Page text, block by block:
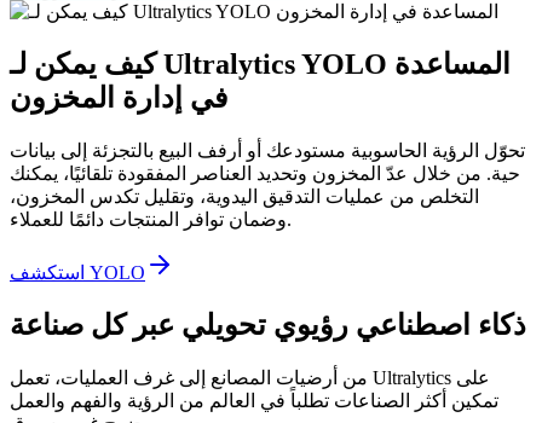
كيف يمكن لـ Ultralytics YOLO المساعدة
في إدارة المخزون
تحوّل الرؤية الحاسوبية مستودعك أو أرفف البيع بالتجزئة إلى بيانات
حية. من خلال عدّ المخزون وتحديد العناصر المفقودة تلقائيًا، يمكنك
التخلص من عمليات التدقيق اليدوية، وتقليل تكدس المخزون،
وضمان توافر المنتجات دائمًا للعملاء.
استكشف YOLO
ذكاء اصطناعي رؤيوي تحويلي عبر كل صناعة
من أرضيات المصانع إلى غرف العمليات، تعمل Ultralytics على
تمكين أكثر الصناعات تطلباً في العالم من الرؤية والفهم والعمل